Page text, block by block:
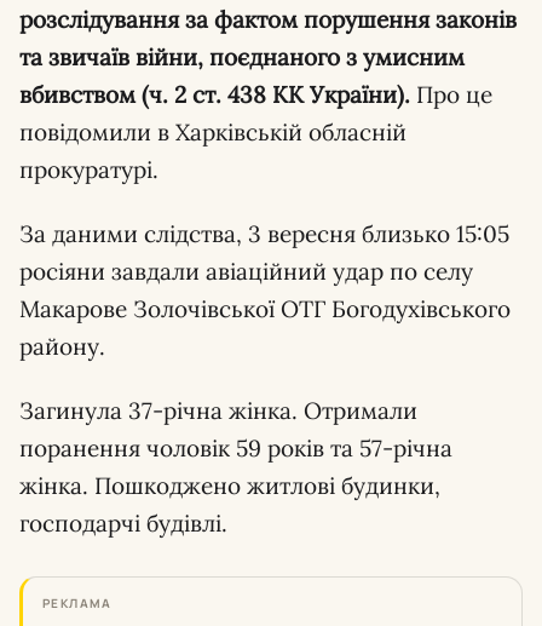
розслідування за фактом порушення законів
та звичаїв війни, поєднаного з умисним
вбивством (ч. 2 ст. 438 КК України). Про це
повідомили в Харківській обласній
прокуратурі.
За даними слідства, 3 вересня близько 15:05
росіяни завдали авіаційний удар по селу
Макарове Золочівської ОТГ Богодухівського
району.
Загинула 37-річна жінка. Отримали
поранення чоловік 59 років та 57-річна
жінка. Пошкоджено житлові будинки,
господарчі будівлі.
РЕКЛАМА